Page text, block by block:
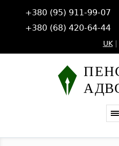
+380 (95) 911-99-07
+380 (68) 420-64-44
UK|